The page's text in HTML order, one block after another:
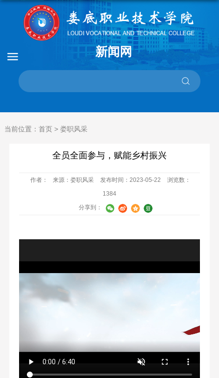
新闻网
当前位置： 首页 > 娄职风采
全员全面参与，赋能乡村振兴
作者： 来源：娄职风采 发布时间：2023-05-22
浏览数：
1384
分享到：